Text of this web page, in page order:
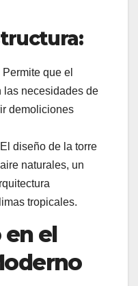
Permite que el
necesidades de
demoliciones
El diseño de la torre
naturales, un
tropicales.
en el